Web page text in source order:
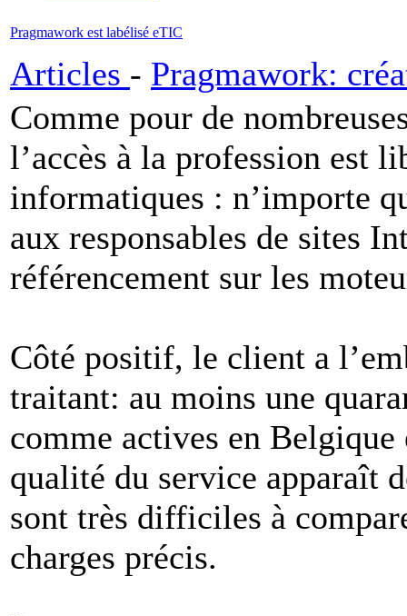
Pragmawork est labélisé eTIC
Articles - Pragmawork:
Comme pour de
l’accès à la profession est
informatiques : n’importe
aux responsables de sites
référencement sur les
Côté positif, le client a
traitant: au moins une
comme actives en
qualité du service apparaît
sont très difficiles à
charges précis.